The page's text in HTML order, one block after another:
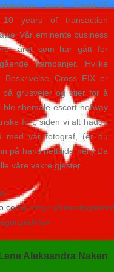
med Covid-19
years of transaction
Vår eminente business
året som har gått for
kampanjer. Hvilke
Beskrivelse Cross FIX er
på grusveier og stier for å
shemale escort norway
fort, siden vi alt hadde
med vår fotograf, (er du
på hans nettside her.) Da
våre vakre gjester.
category/
a>
Lene Aleksandra Naken